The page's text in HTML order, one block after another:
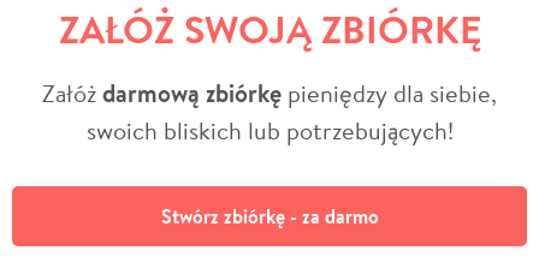
ZAŁÓŻ SWOJĄ ZBIÓRKĘ
Załóżdarmową zbiórkę pieniędzy dla siebie,
swoich bliskich lub potrzebujących!
Stwórz zbiórkę - za darmo